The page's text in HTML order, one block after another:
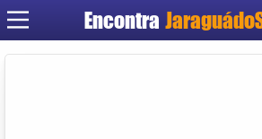
Encontra
Cadastrar